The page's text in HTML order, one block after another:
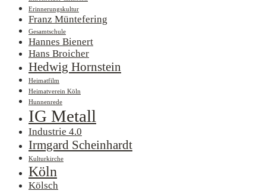
Erinnerungskultur
Franz Müntefering
Gesamtschule
Hannes Bienert
Hans Broicher
Hedwig Hornstein
Heimatfilm
Heimatverein Köln
Hunnenrede
IG Metall
Industrie 4.0
Irmgard Scheinhardt
Kulturkirche
Köln
Kölsch